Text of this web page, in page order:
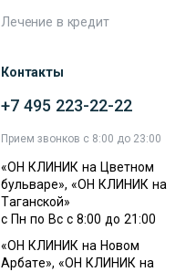
Лечение в кредит
Контакты
+7 495 223-22-22
Прием звонков с 8:00 до 23:00
«ОН КЛИНИК на Цветном
бульваре», «ОН КЛИНИК на
Таганской»
с Пн по Вс с 8:00 до 21:00
«ОН КЛИНИК на Новом
Арбате», «ОН КЛИНИК на